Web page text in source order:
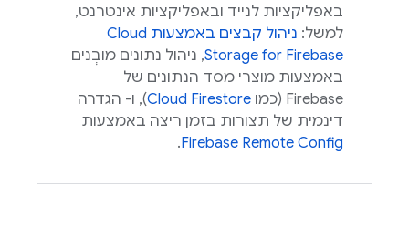
באפליקציות לנייד ובאפליקציות אינטרנט,
למשל: ניהול קבצים באמצעות Cloud
Storage for Firebase, ניהול נתונים מובְנים
באמצעות מוצרי מסד הנתונים של
Firebase (כמו
Cloud Firestore), ו- הגדרה
דינמית של תצורות בזמן ריצה באמצעות
Firebase Remote Config
.